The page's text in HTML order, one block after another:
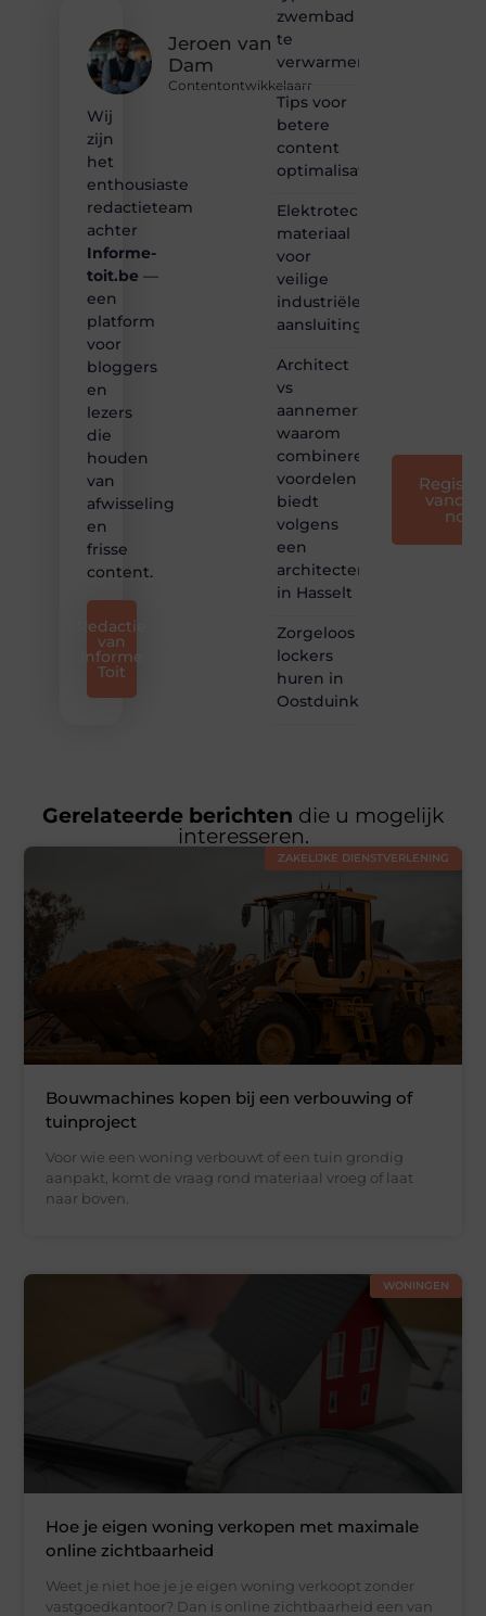
Jeroen van
Dam
Contentontwikkelaarr
Wij
zijn
het
enthousiaste
redactieteam
achter
Informe-
toit.be —
een
platform
voor
bloggers
en
lezers
die
houden
van
afwisseling
en
frisse
content.
Redactie
van
Informe
Toit
zwembad
te
verwarmen?
Tips voor
betere
content
optimalisatie
Elektrotechnisch
materiaal
voor
veilige
industriële
aansluitingen
Architect
vs
aannemer:
waarom
combineren
voordelen
biedt
volgens
een
architectenbureau
in Hasselt
Zorgeloos
lockers
huren in
Oostduinkerke
nog
Gerelateerde berichten die u mogelijk
interesseren.
ZAKELIJKE DIENSTVERLENING
Bouwmachines kopen bij een verbouwing of
tuinproject
Voor wie een woning verbouwt of een tuin grondig
aanpakt, komt de vraag rond materiaal vroeg of laat
naar boven.
WONINGEN
Hoe je eigen woning verkopen met maximale
online zichtbaarheid
Weet je niet hoe je je eigen woning verkoopt zonder
vastgoedkantoor? Dan is online zichtbaarheid een van